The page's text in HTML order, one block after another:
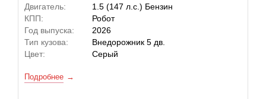
Двигатель:
1.5 (147 л.с.) Бензин
КПП:
Робот
Год выпуска:
2026
Тип кузова:
Внедорожник 5 дв.
Цвет:
Серый
Подробнее